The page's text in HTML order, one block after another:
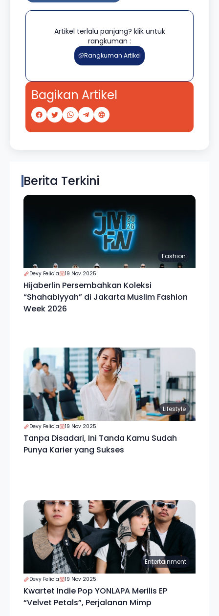
Artikel terlalu panjang? klik untuk
rangkuman :
Rangkuman Artikel
Bagikan Artikel
Berita Terkini
Fashion
Devy Felicia 19 Nov 2025
Hijaberlin Persembahkan Koleksi
“Shahabiyyah” di Jakarta Muslim Fashion
Week 2026
Lifestyle
Devy Felicia 19 Nov 2025
Tanpa Disadari, Ini Tanda Kamu Sudah
Punya Karier yang Sukses
Entertainment
Devy Felicia 19 Nov 2025
Kwartet Indie Pop YONLAPA Merilis EP
“Velvet Petals”, Perjalanan Mimp